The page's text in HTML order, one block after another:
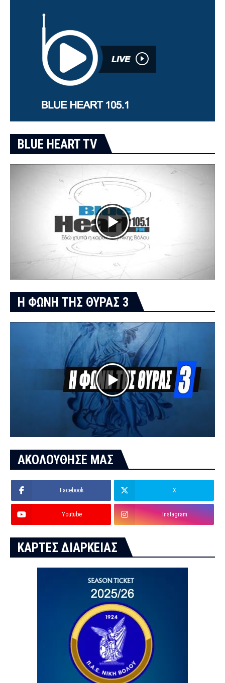
BLUE HEART TV
Η ΦΩΝΗ ΤΗΣ ΘΥΡΑΣ 3
ΑΚΟΛΟΥΘΗΣΕ ΜΑΣ
Facebook X
Youtube Instagram
ΚΑΡΤΕΣ ΔΙΑΡΚΕΙΑΣ